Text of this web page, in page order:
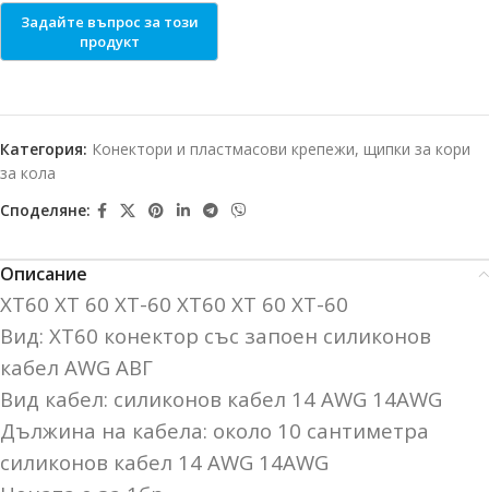
Категория: Конектори и пластмасови крепежи, щипки за кори
за кола
Споделяне:
Описание
XT60 XT 60 XT-60 ХТ60 ХТ 60 ХТ-60
Вид: XT60 конектор със запоен силиконов
кабел AWG АВГ
Вид кабел: силиконов кабел 14 AWG 14AWG
Дължина на кабела: около 10 сантиметра
силиконов кабел 14 AWG 14AWG